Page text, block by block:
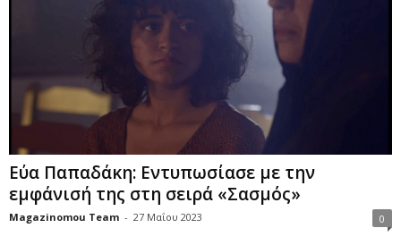
Εύα Παπαδάκη: Εντυπωσίασε με την
εμφάνισή της στη σειρά «Σασμός»
Magazinomou Team - 27 Μαΐου 2023 0